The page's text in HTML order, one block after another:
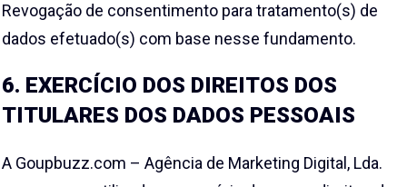
Revogação de consentimento para tratamento(s) de
dados efetuado(s) com base nesse fundamento.
6. EXERCÍCIO DOS DIREITOS DOS
TITULARES DOS DADOS PESSOAIS
A Goupbuzz.com – Agência de Marketing Digital, Lda.